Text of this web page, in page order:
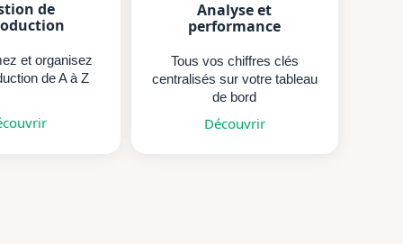
de
et organisez
de A à Z
Analyse et
performance
Tous vos chiffres clés
centralisés sur votre tableau
de bord
Découvrir